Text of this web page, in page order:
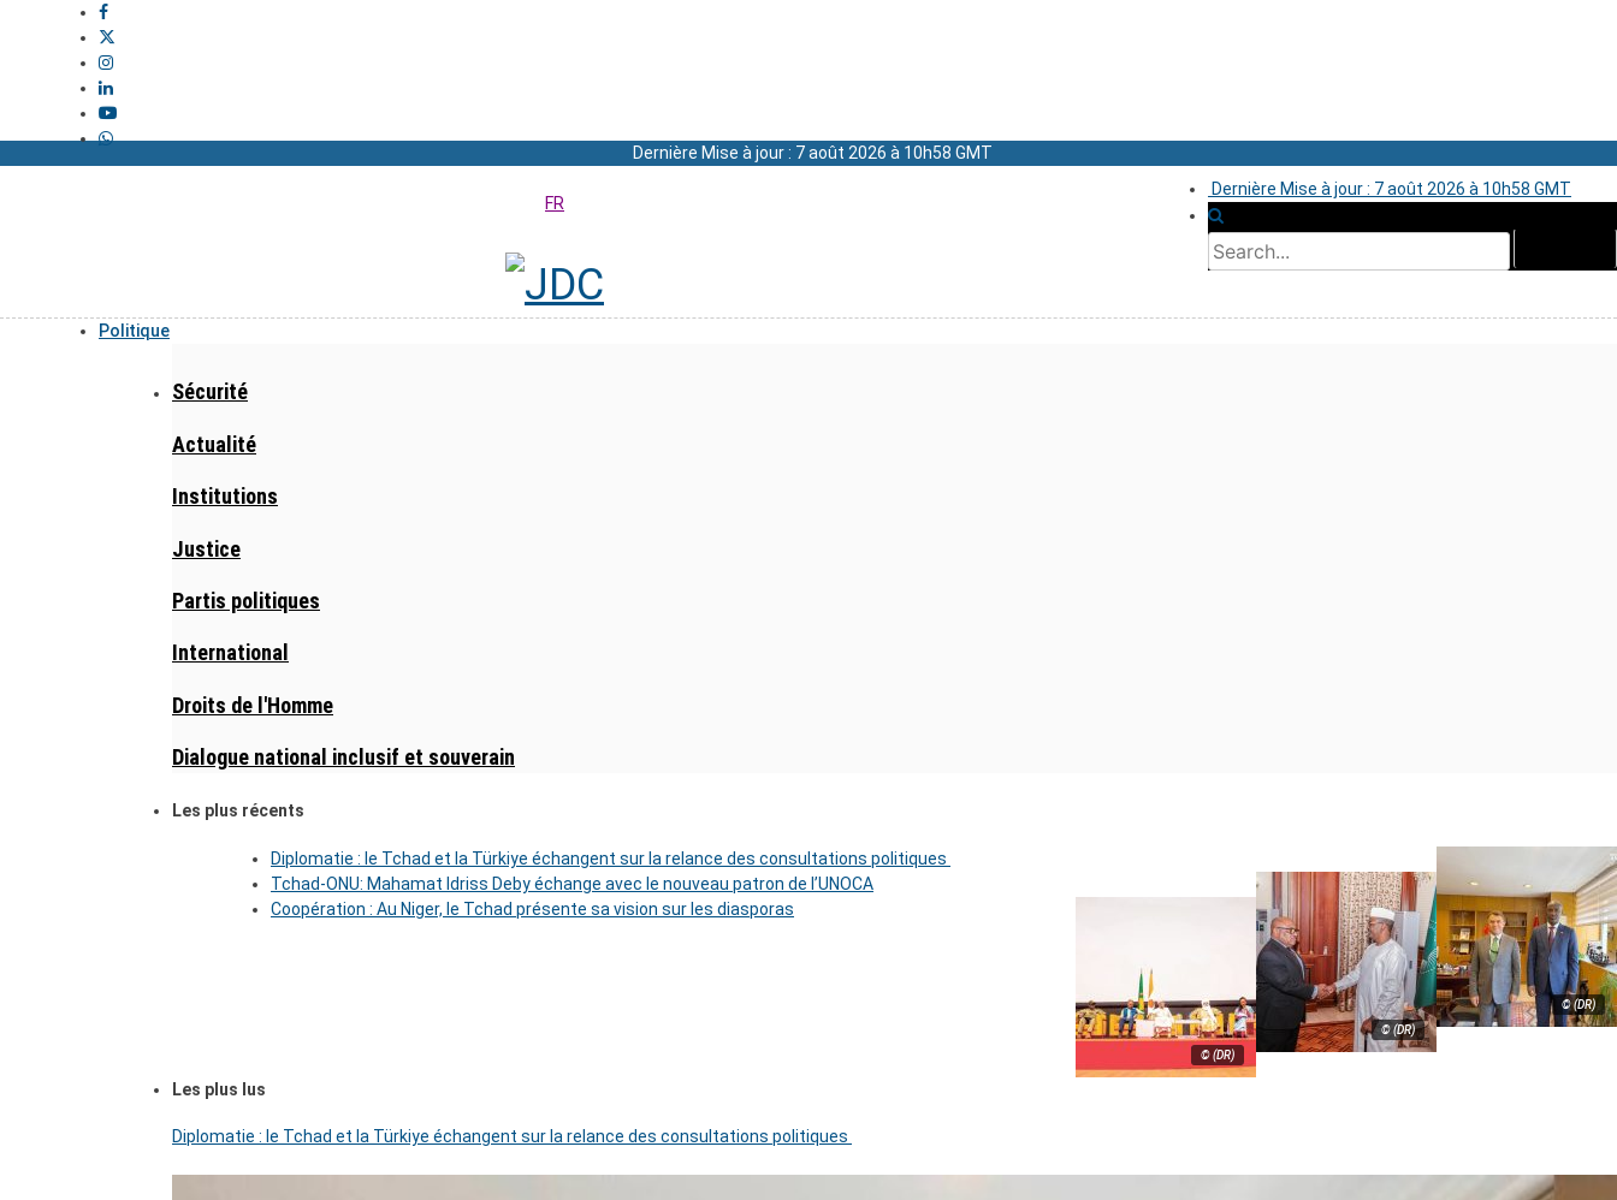
Dernière Mise à jour : 7 août 2026 à 10h58 GMT
Dernière Mise à jour : 7 août 2026 à 10h58 GMT
FR
Politique
Sécurité
Actualité
Institutions
Justice
Partis politiques
International
Droits de l'Homme
Dialogue national inclusif et souverain
Les plus récents
© (DR)
Diplomatie : le Tchad et la Türkiye échangent sur la relance des consultations politiques
© (DR)
Tchad-ONU: Mahamat Idriss Deby échange avec le nouveau patron de l’UNOCA
© (DR)
Coopération : Au Niger, le Tchad présente sa vision sur les diasporas
Les plus lus
Diplomatie : le Tchad et la Türkiye échangent sur la relance des consultations politiques